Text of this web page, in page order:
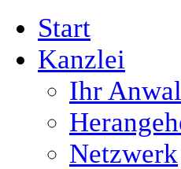
Start
Kanzlei
Ihr
Netzwerk